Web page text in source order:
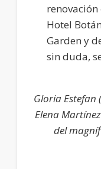
Hotel
Garden y
sin duda,
Gloria Estefan
Elena
del